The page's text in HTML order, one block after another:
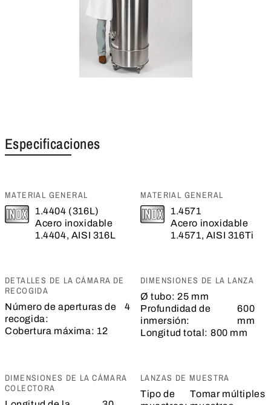
Especificaciones
MATERIAL GENERAL
1.4404 (316L)
Acero inoxidable
1.4404, AISI 316L
MATERIAL GENERAL
1.4571
Acero inoxidable
1.4571, AISI 316Ti
DETALLES DE LA CÁMARA DE
RECOGIDA
Número de aperturas de
recogida:
4
Cobertura máxima: 12
DIMENSIONES DE LA LANZA
Ø tubo: 25 mm
Profundidad de
inmersión:
600
mm
Longitud total: 800 mm
DIMENSIONES DE LA CÁMARA
COLECTORA
LANZAS DE MUESTRA
Tipo de
Tomar múltiples